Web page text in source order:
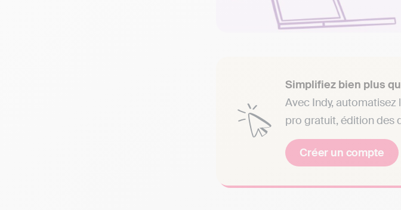
Simplifiez bien plus
Avec Indy,
pro gratuit, édition des
Créer un compte